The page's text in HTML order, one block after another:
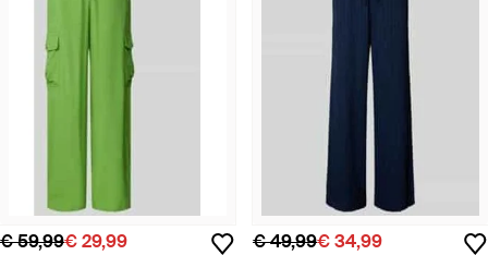
€ 59,99€ 29,99 € 49,99€ 34,99